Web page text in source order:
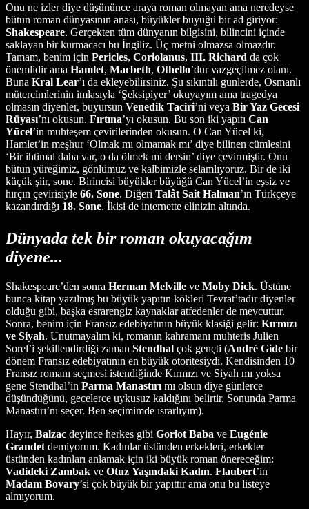
Onu ne izler diye düşününce araya roman olmayan ama neredeyse
bütün roman dünyasının anası, büyükler büyüğü bir ad giriyor:
Shakespeare. Gerçekten tüm dünyanın bilgisini, bilincini içinde
saklayan bir kurmacacı bu İngiliz. Üç metni olmazsa olmazdır.
Tamam, benim için Pericles, Coriolanus, III. Richard da çok
önemlidir ama Hamlet, Macbeth, Othello’dur vazgeçilmez olanı.
Buna Kral Lear’ı da ekleyebilirsiniz. Şu sıkıntılı günlerde, Osmanlı
mütercimlerinin imlasıyla ‘Şeksipiyer’ okuyayım ama tragedya
olmasın diyenler, buyursun Venedik Taciri’ni veya Bir Yaz Gecesi
Rüyası’nı okusun. Fırtına’yı okusun. Bu son iki yapıtı Can
Yücel’in muhteşem çevirilerinden okusun. O Can Yücel ki,
Hamlet’in meşhur ‘Olmak mı olmamak mı’ diye bilinen cümlesini
‘Bir ihtimal daha var, o da ölmek mi dersin’ diye çevirmiştir. Onu
bütün yüreğimiz, gönlümüz ve kalbimizle selamlıyoruz. Bir de iki
küçük şiir, sone. Birincisi büyükler büyüğü Can Yücel’in eşsiz ve
hırçın çevirisiyle 66. Sone. Diğeri Talât Sait Halman’ın Türkçeye
kazandırdığı 18. Sone. İkisi de internette elinizin altında.
Dünyada tek bir roman okuyacağım
diyene...
Shakespeare’den sonra Herman Melville ve Moby Dick. Üstüne
bunca kitap yazılmış bu büyük yapıtın kökleri Tevrat’tadır diyenler
olduğu gibi, başka esrarengiz kaynaklar atfedenler de mevcuttur.
Sonra, benim için Fransız edebiyatının büyük klasiği gelir: Kırmızı
ve Siyah. Unutmayalım ki, romanın kahramanı muhteris Julien
Sorel’i şekillendirdiği zaman Stendhal çok gençti (André Gide bir
dönem Fransız edebiyatının en büyük otoritesiydi. Kendisinden 10
Fransız romanı seçmesi istendiğinde Kırmızı ve Siyah mı yoksa
gene Stendhal’in Parma Manastırı mı olsun diye günlerce
düşündüğünü, gecelerce uykusuz kaldığını belirtir. Sonunda Parma
Manastırı’nı seçer. Ben seçimimde ısrarlıyım).
Hayır, Balzac deyince herkes gibi Goriot Baba ve Eugénie
Grandet demiyorum. Kadınlar üstünden erkekleri, erkekler
üstünden kadınları anlamak için iki büyük roman önereceğim:
Vadideki Zambak ve Otuz Yaşındaki Kadın. Flaubert’in
Madam Bovary’si çok büyük bir yapıttır ama onu bu listeye
almıyorum.